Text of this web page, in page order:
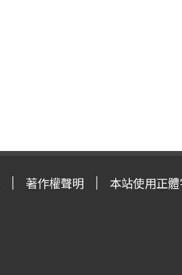
著作權聲明 本站使用正